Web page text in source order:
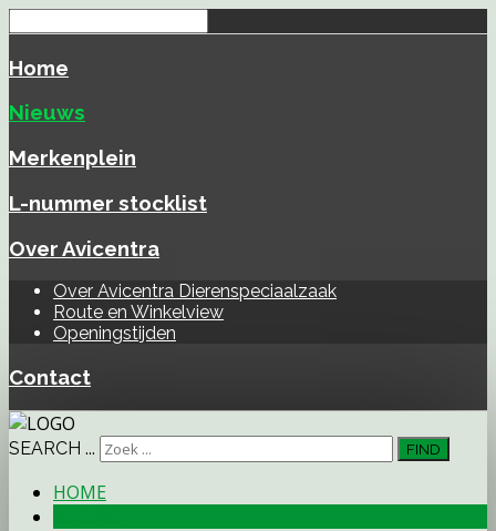
Home
Nieuws
Merkenplein
L-nummer stocklist
Over Avicentra
Over Avicentra Dierenspeciaalzaak
Route en Winkelview
Openingstijden
Contact
SEARCH ... FIND
HOME